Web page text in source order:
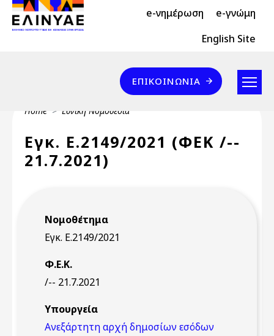
Skip to main content
Header Top 2 e-νημέρωση e-γνώμη
Header Top English Site
Επικοινωνία
ΕΠΙΚΟΙΝΩΝΊΑ
Breadcrumb
Home Εθνική Νομοθεσία
Εγκ. Ε.2149/2021 (ΦΕΚ /--
21.7.2021)
Νομοθέτημα
Εγκ. Ε.2149/2021
Φ.Ε.Κ.
/-- 21.7.2021
Υπουργεία
Ανεξάρτητη αρχή δημοσίων εσόδων